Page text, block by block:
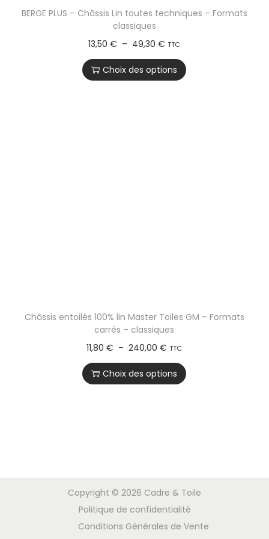
BERGE PLUS – Châssis Lin toutes techniques – Formats
classiques
13,50€ – 49,30€ TTC
Choix des options
Châssis entoilés 100% lin Master Toiles GM – Formats
carrés – classiques
11,80€ – 240,00€ TTC
Choix des options
Copyright © 2026 Cadre & Toile
Politique de confidentialité
Conditions Générales de Vente